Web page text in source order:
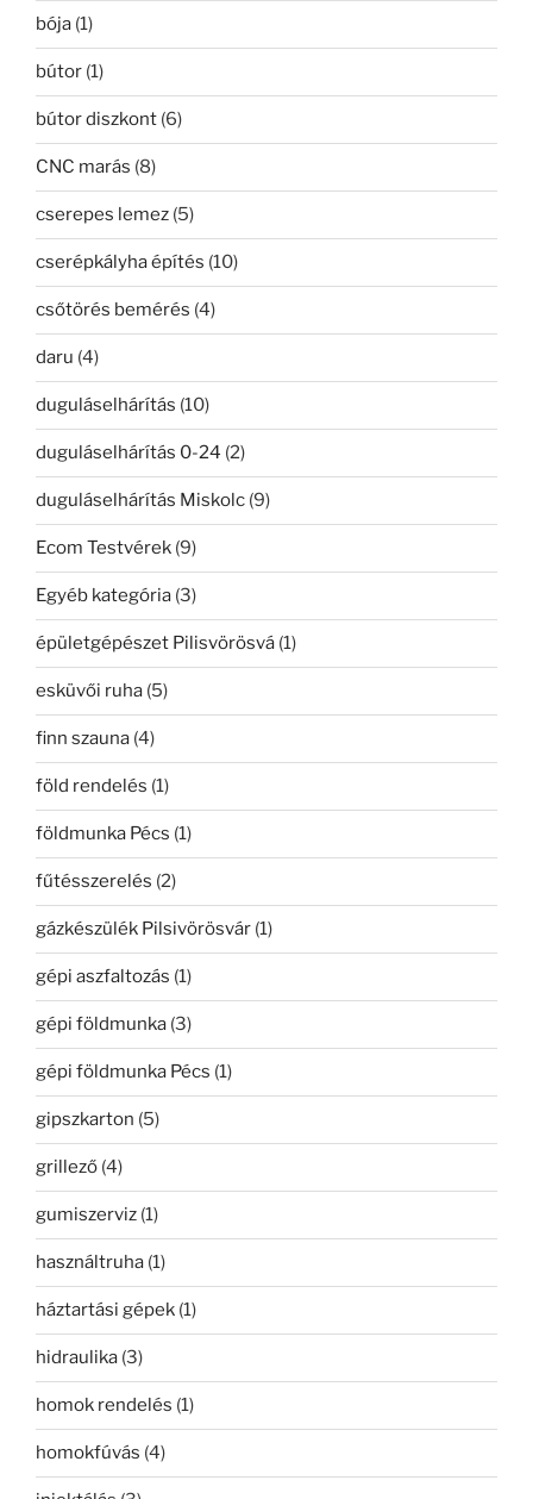
bója (1)
bútor (1)
bútor diszkont (6)
CNC marás (8)
cserepes lemez (5)
cserépkályha építés (10)
csőtörés bemérés (4)
daru (4)
duguláselhárítás (10)
duguláselhárítás 0-24 (2)
duguláselhárítás Miskolc (9)
Ecom Testvérek (9)
Egyéb kategória (3)
épületgépészet Pilisvörösvá (1)
esküvői ruha (5)
finn szauna (4)
föld rendelés (1)
földmunka Pécs (1)
fűtésszerelés (2)
gázkészülék Pilsivörösvár (1)
gépi aszfaltozás (1)
gépi földmunka (3)
gépi földmunka Pécs (1)
gipszkarton (5)
grillező (4)
gumiszerviz (1)
használtruha (1)
háztartási gépek (1)
hidraulika (3)
homok rendelés (1)
homokfúvás (4)